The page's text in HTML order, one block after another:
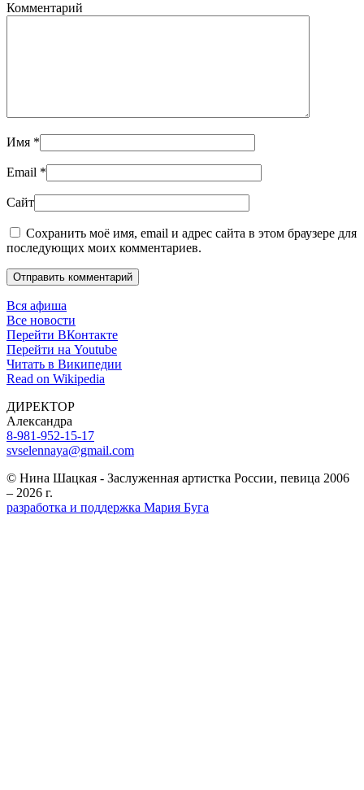
Комментарий
Имя *
Email *
Сайт
Сохранить моё имя, email и адрес сайта в этом браузере для
последующих моих комментариев.
Отправить комментарий
Вся афиша
Все новости
Перейти ВКонтакте
Перейти на Youtube
Читать в Википедии
Read on Wikipedia
ДИРЕКТОР
Александра
8-981-952-15-17
svselennaya@gmail.com
© Нина Шацкая - Заслуженная артистка России, певица 2006
– 2026 г.
разработка и поддержка Мария Буга